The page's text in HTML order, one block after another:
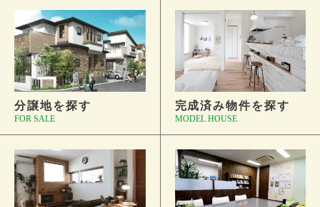
分譲地を探す
FOR SALE
完成済み物件を探す
MODEL HOUSE